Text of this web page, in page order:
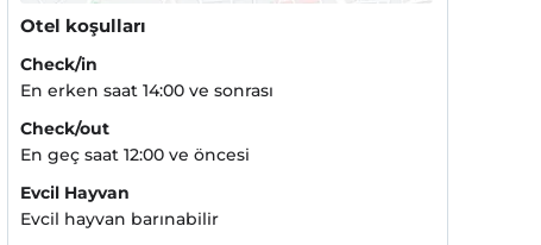
Otel koşulları
Check/in
En erken saat 14:00 ve sonrası
Check/out
En geç saat 12:00 ve öncesi
Evcil Hayvan
Evcil hayvan barınabilir